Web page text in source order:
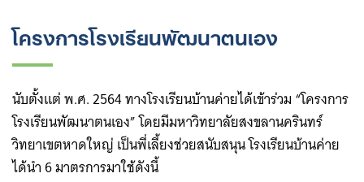
โครงการโรงเรียนพัฒนาตนเอง
นับตั้งแต่ พ.ศ. 2564 ทางโรงเรียนบ้านค่ายได้เข้าร่วม “โครงการ
โรงเรียนพัฒนาตนเอง” โดยมีมหาวิทยาลัยสงขลานครินทร์
วิทยาเขตหาดใหญ่ เป็นพี่เลี้ยงช่วยสนับสนุน โรงเรียนบ้านค่าย
ได้นำ 6 มาตรการมาใช้ดังนี้